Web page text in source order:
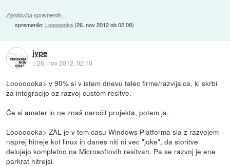
Zgodovina sprememb…
spremenilo: Looooooka(26. nov 2012 ob 02:08)
jype
::26. nov 2012, 02:10
Looooooka> v 90% si v istem dnevu talec firme/razvijalca, ki skrbi
za integracijo oz razvoj custom resitve.
Če si amater in ne znaš naročit projekta, potem ja.
Looooooka> ZAL je v tem casu Windows Platforma sla z razvojem
naprej hitreje kot linux in danes niti ni vec "joke", da storitve
delujejo kompletno na Microsoftovih resitvah. Pa se razvoj je ene
parkrat hitrejsi.